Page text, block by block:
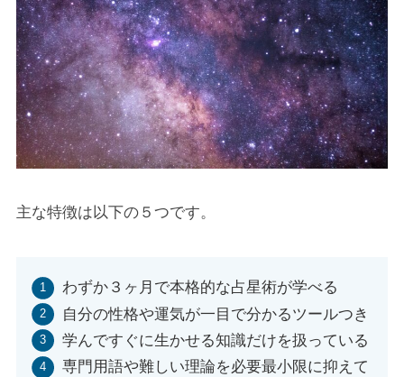
主な特徴は以下の５つです。
わずか３ヶ月で本格的な占星術が学べる
自分の性格や運気が一目で分かるツールつき
学んですぐに生かせる知識だけを扱っている
専門用語や難しい理論を必要最小限に抑えて